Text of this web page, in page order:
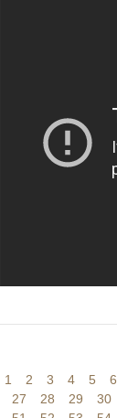
1 2 3 4 5 6
27 28 29 30